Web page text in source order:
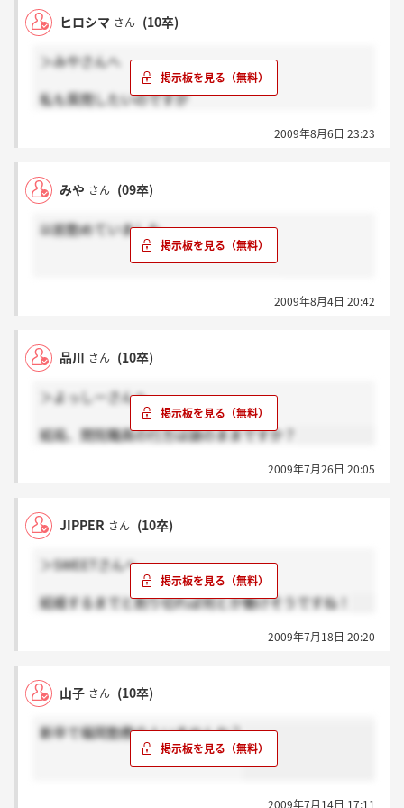
ヒロシマ さん (10卒)
＞みやさんへ
私も質問したいのですが
今だに離職率はたかいですか？回答お願いします！
2009年8月6日 23:23
みや さん (09卒)
以前勤めていました。
2009年8月4日 20:42
品川 さん (10卒)
＞よっしーさんへ
結局、閉院職員の行方は謎のままですか？
2009年7月26日 20:05
JIPPER さん (10卒)
＞SWEETさんへ
結婚するまでと割り切れば何とか働けそうですね！
2009年7月18日 20:20
山子 さん (10卒)
新卒で福岡勤務の人いませんか？
2009年7月14日 17:11